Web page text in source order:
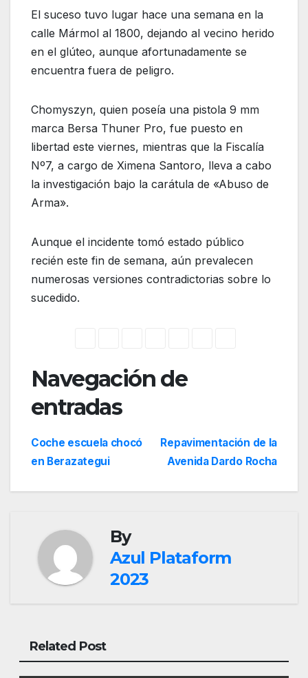
El suceso tuvo lugar hace una semana en la
calle Mármol al 1800, dejando al vecino herido
en el glúteo, aunque afortunadamente se
encuentra fuera de peligro.
Chomyszyn, quien poseía una pistola 9 mm
marca Bersa Thuner Pro, fue puesto en
libertad este viernes, mientras que la Fiscalía
Nº7, a cargo de Ximena Santoro, lleva a cabo
la investigación bajo la carátula de «Abuso de
Arma».
Aunque el incidente tomó estado público
recién este fin de semana, aún prevalecen
numerosas versiones contradictorias sobre lo
sucedido.
Navegación de
entradas
Repavimentación de la
Avenida Dardo Rocha
Coche escuela chocó
en Berazategui
By
Azul Plataform
2023
Related Post